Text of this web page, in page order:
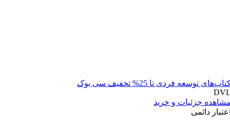
توسعه فردی تا 25% تخفیف سی بوک
جزئیات و خرید
دائمی